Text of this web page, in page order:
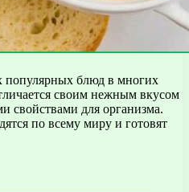
блюд в многих
своим нежным вкусом
свойствами для организма.
по всему миру и готовят